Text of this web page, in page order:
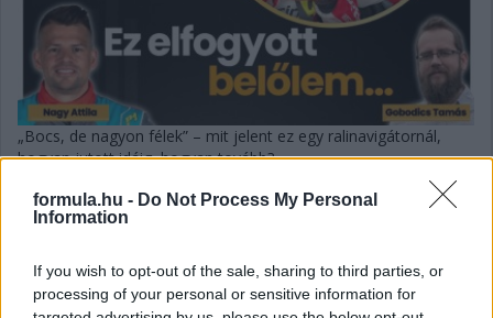
formula.hu - Do Not Process My Personal
Information
If you wish to opt-out of the sale, sharing to third parties, or
processing of your personal or sensitive information for
„Bocs, de nagyon félek” – mit jelent ez egy ralinavigátornál,
hogyan jutott idáig, hogyan tovább?
részletek
Formula Shakedown: A lengyel ERC kimarad